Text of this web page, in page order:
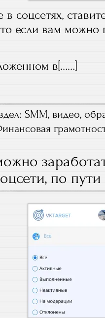
соцсетях,
если вам можно
в[……]
SMM, видео,
по